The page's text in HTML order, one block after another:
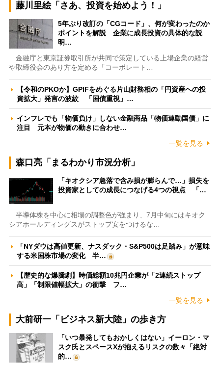
藤川里絵「さあ、投資を始めよう！」
5年ぶり改訂の「CGコード」、何が変わったのか
ポイントを解説 企業に成長投資の具体的な説
明…
金融庁と東京証券取引所が共同で策定している上場企業の経営
や取締役会のあり方を定める「コーポレート…
【令和のPKOか】GPIFをめぐる片山財務相の「円資産への投
資拡大」発言の波紋 「国債重視」…
インフレでも「物価負け」しない金融商品「物価連動国債」に
注目 元本が物価の動きに合わせ…
一覧を見る
森口亮「まるわかり市況分析」
「キオクシア急落で含み損が膨らんで…」損失を
投資家としての成長につなげる4つの視点 「…
半導体株を中心に相場の調整色が強まり、7月中旬にはキオク
シアホールディングスがストップ安をつけるな…
「NYダウは高値更新、ナスダック・S&P500は足踏み」が意味
する米国株市場の変化 半…
【歴史的な爆騰劇】時価総額10兆円企業が「2連続ストップ
高」「制限値幅拡大」の衝撃 フ…
一覧を見る
大前研一「ビジネス新大陸」の歩き方
「いつ暴発してもおかしくはない」イーロン・マ
スク氏とスペースXが抱えるリスクの数々「絶対
的…